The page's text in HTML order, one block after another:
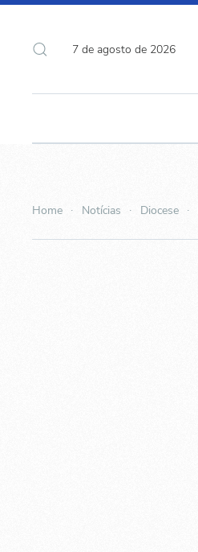
7 de agosto de 2026
Home Notícias Diocese